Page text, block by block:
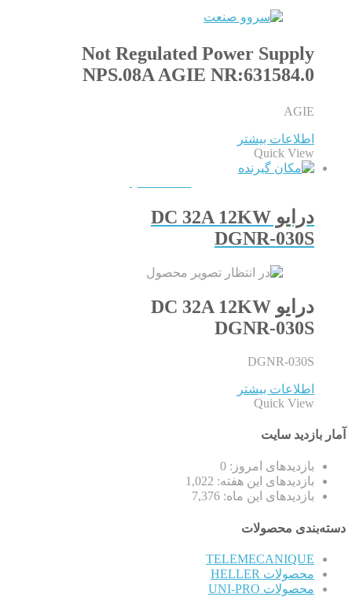
Not Regulated Power Supply
NPS.08A AGIE NR:631584.0
AGIE
اطلاعات بیشتر
Quick View
درایو DC 32A 12KW
DGNR-030S
درایو DC 32A 12KW
DGNR-030S
DGNR-030S
اطلاعات بیشتر
Quick View
آمار بازدید سایت
بازدیدهای امروز: 0
بازدیدهای این هفته: 1,022
بازدیدهای این ماه: 7,376
دسته‌بندی محصولات
TELEMECANIQUE
محصولات HELLER
محصولات UNI-PRO